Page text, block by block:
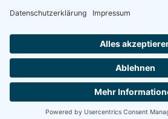
Hatten Sie einen Unfall?
an 0171
© 2025 GUTACHTER,